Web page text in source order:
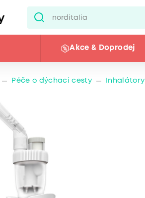
Akce & Doprodej
Péče o dýchací cesty Inhalátory